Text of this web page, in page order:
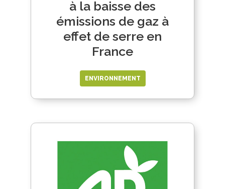
à la baisse des
émissions de gaz à
effet de serre en
France
ENVIRONNEMENT